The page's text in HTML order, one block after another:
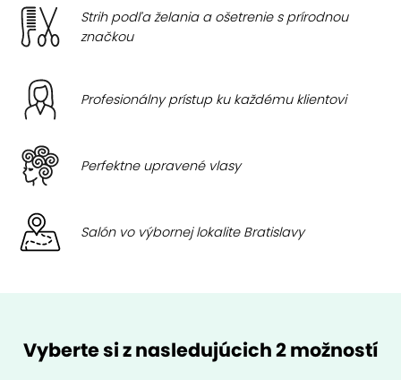
Strih podľa želania a ošetrenie s prírodnou
značkou
Profesionálny prístup ku každému klientovi
Perfektne upravené vlasy
Salón vo výbornej lokalite Bratislavy
Vyberte si z nasledujúcich 2 možností